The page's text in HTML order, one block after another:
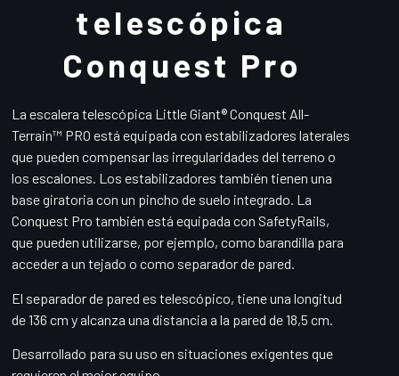
telescópica
Conquest Pro
La escalera telescópica Little Giant® Conquest All-
Terrain™ PRO está equipada con estabilizadores laterales
que pueden compensar las irregularidades del terreno o
los escalones. Los estabilizadores también tienen una
base giratoria con un pincho de suelo integrado. La
Conquest Pro también está equipada con SafetyRails,
que pueden utilizarse, por ejemplo, como barandilla para
acceder a un tejado o como separador de pared.
El separador de pared es telescópico, tiene una longitud
de 136 cm y alcanza una distancia a la pared de 18,5 cm.
Desarrollado para su uso en situaciones exigentes que